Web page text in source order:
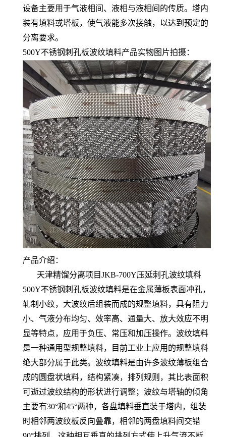
设备主要用于气液相间、液相与液相间的传质。塔内
装有填料或塔板，使气液能多次接触，以达到预定的
分离要求。
500Y不锈钢刺孔板波纹填料产品实物图片拍摄：
产品介绍：
天津精馏分离项目JKB-700Y压延刺孔波纹填料
500Y不锈钢刺孔板波纹填料是在金属薄板表面冲孔，
轧制小纹，大波纹后组装而成的规整填料，具有阻力
小、气液分布均匀、效率高、通量大、放大效应不明
显等特点，应用于负压、常压和加压操作。波纹填料
是一种通用型规整填料，目前工业上应用的规整填料
绝大部分属于此类。波纹填料是由许多波纹薄板组合
成的圆盘状填料，结构紧凑，排列规则，其比表面积
可逝过波纹结构的形状进行调整；波纹与塔轴的倾角
主要有30°和45°两种，各盘填料垂直装于塔内，组装
时相邻两波纹板反向叠靠，相邻的两盘填料间交错